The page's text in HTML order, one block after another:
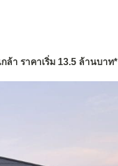
ล้า ราคาเริ่ม 13.5 ล้านบาท*